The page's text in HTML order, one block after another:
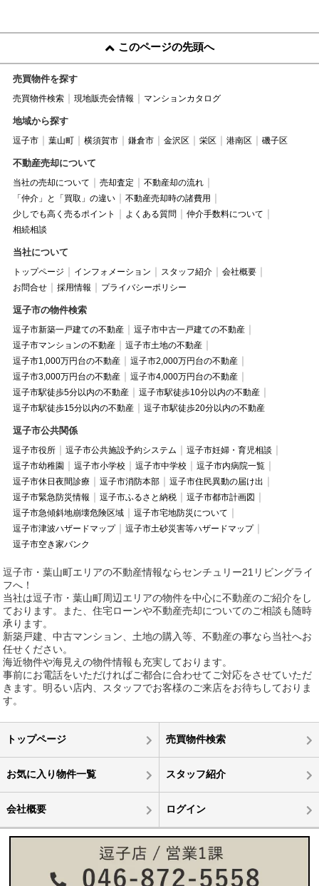
このページの先頭へ
売買物件を探す
売買物件検索 現地販売会情報 マンションカタログ
地域から探す
逗子市 葉山町 横須賀市 鎌倉市 金沢区 栄区 港南区 磯子区
不動産売却について
当社の売却について 売却査定
不動産却の流れ
「仲介」と「買取」の違い
不動産売却時の諸費用
少しでも高く売るポイント
よくある質問
仲介手数料について
相続相談
当社について
トップページ インフォメーション スタッフ紹介
会社概要
お問合せ
採用情報 プライバシーポリシー
逗子市の物件検索
逗子市新築一戸建ての不動産
逗子市中古一戸建ての不動産
逗子市マンションの不動産
逗子市土地の不動産
逗子市1,000万円台の不動産
逗子市2,000万円台の不動産
逗子市3,000万円台の不動産
逗子市4,000万円台の不動産
逗子市駅徒歩5分以内の不動産
逗子市駅徒歩10分以内の不動産
逗子市駅徒歩15分以内の不動産
逗子市駅徒歩20分以内の不動産
逗子市公共関係
逗子市役所 逗子市公共施設予約システム
逗子市妊婦・育児相談
逗子市幼稚園
逗子市小学校 逗子市中学校
逗子市内病院一覧
逗子市休日夜間診療
逗子市消防本部
逗子市住民異動の届け出
逗子市緊急防災情報
逗子市ふるさと納税
逗子市都市計画図
逗子市急傾斜地崩壊危険区域
逗子市宅地防災について
逗子市津波ハザードマップ
逗子市土砂災害等ハザードマップ
逗子市空き家バンク
逗子市・葉山町エリアの不動産情報ならセンチュリー21リビングライ
フへ！
当社は逗子市・葉山町周辺エリアの物件を中心に不動産のご紹介をし
ております。また、住宅ローンや不動産売却についてのご相談も随時
承ります。
新築戸建、中古マンション、土地の購入等、不動産の事なら当社へお
任せください。
海近物件や海見えの物件情報も充実しております。
事前にお電話をいただければご都合に合わせてご対応をさせていただ
きます。明るい店内、スタッフでお客様のご来店をお待ちしておりま
す。
トップページ 売買物件検索
お気に入り物件一覧 スタッフ紹介
会社概要 ログイン